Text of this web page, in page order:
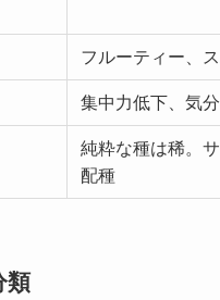
フルーティー、
集中力低下、気
純粋な種は稀。
配種
類